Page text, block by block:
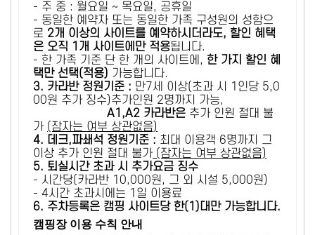
- 주 중 : 월요일 ~ 목요일, 공휴일
- 동일한 예약자 또는 동일한 가족 구성원의 성함으
로 2개 이상의 사이트를 예약하시더라도, 할인 혜택
은 오직 1개 사이트에만 적용됩니다.
- 한 가족 기준 단 한 개의 사이트에, 한 가지 할인 혜
택만 선택(적용) 가능합니다.
3. 카라반 정원기준 : 만7세 이상(초과 시 1인당 5,0
00원 추가 징수)추가인원 2명까지 가능,
A1,A2 카라반은 추가 인원 절대 불
가 (잠자는 여부 상관없음)
4. 데크,파쇄석 정원기준 : ​최대 이용객 6명까지 그
이상 추가 인원 절대 불가 (잠자는 여부 상관없음)
5. 퇴실시간 초과 시 추가요금 징수
- 시간당(카라반 10,000원, 그 외 시설 5,000원)
- 4시간 초과시에는 1일 이용료
6. 주차등록은 캠핑 사이트당 한(1)대만 가능합니다.
캠핑장 이용 수칙 안내